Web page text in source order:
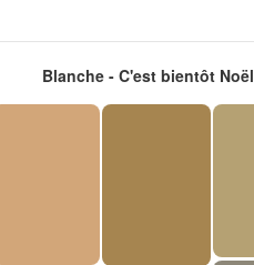
Blanche - C'est bientôt Noël